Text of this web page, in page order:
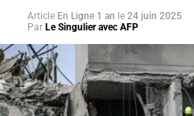
Article En Ligne 1 an le 24 juin 2025
Par Le Singulier avec AFP